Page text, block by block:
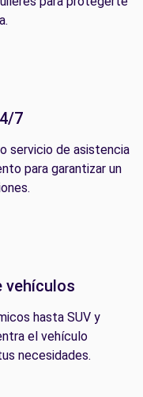
7
servicio de asistencia
para garantizar un
vehículos
hasta SUV y
el vehículo
necesidades.